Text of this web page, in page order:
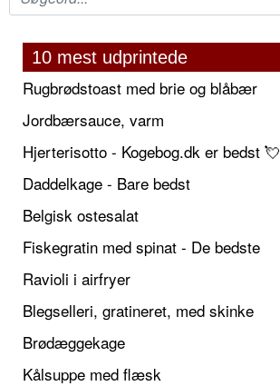
10 mest udprintede
Rugbrødstoast med brie og blåbær
Jordbærsauce, varm
Hjerterisotto - Kogebog.dk er bedst 💘
Daddelkage - Bare bedst
Belgisk ostesalat
Fiskegratin med spinat - De bedste
Ravioli i airfryer
Blegselleri, gratineret, med skinke
Brødæggekage
Kålsuppe med flæsk